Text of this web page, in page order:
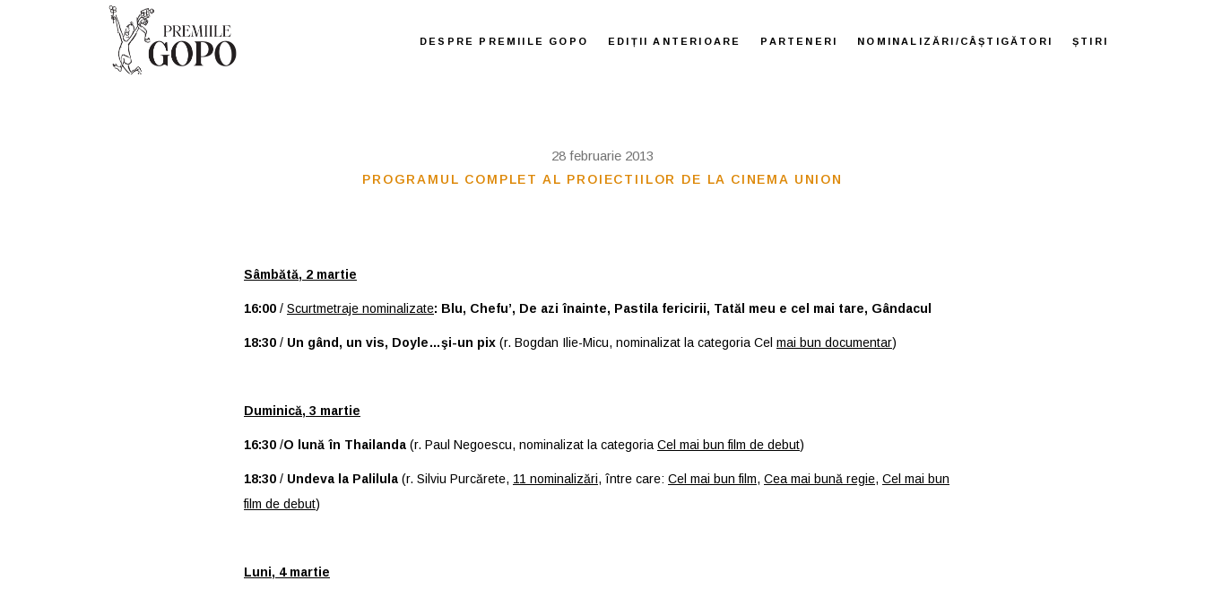
DESPRE PREMIILE GOPO EDIȚII ANTERIOARE PARTENERI NOMINALIZĂRI/CÂȘTIGĂTORI ȘTIRI
28 februarie 2013
PROGRAMUL COMPLET AL PROIECTIILOR DE LA CINEMA UNION
Sâmbătă, 2 martie
16:00 / Scurtmetraje nominalizate: Blu, Chefu’, De azi înainte, Pastila fericirii, Tatăl meu e cel mai tare, Gândacul
18:30 / Un gând, un vis, Doyle…şi-un pix (r. Bogdan Ilie-Micu, nominalizat la categoria Cel mai bun documentar)
Duminică, 3 martie
16:30 /O lună în Thailanda (r. Paul Negoescu, nominalizat la categoria Cel mai bun film de debut)
18:30 / Undeva la Palilula (r. Silviu Purcărete, 11 nominalizări, între care: Cel mai bun film, Cea mai bună regie, Cel mai bun
film de debut)
Luni, 4 martie